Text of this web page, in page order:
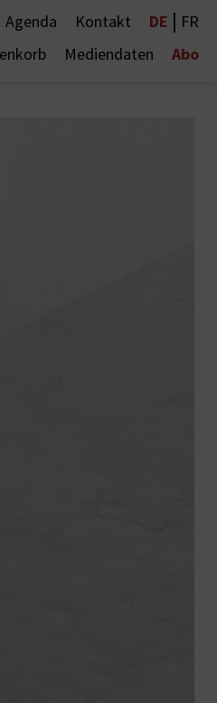
Agenda Kontakt DE | FR
Mediendaten Abo